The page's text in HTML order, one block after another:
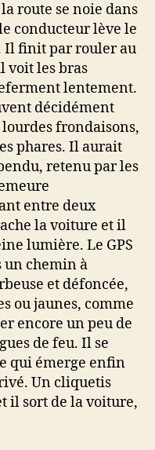
route se noie dans
conducteur lève le
Il finit par rouler au
voit les bras
lentement.
décidément
frondaisons,
phares. Il aurait
retenu par les
entre deux
la voiture et il
lumière. Le GPS
un chemin à
et défoncée,
ou jaunes, comme
encore un peu de
de feu. Il se
qui émerge enfin
Un cliquetis
il sort de la voiture,